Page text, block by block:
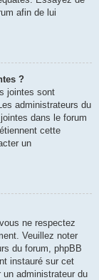
afin de lui
?
jointes sont
administrateurs du
dans le forum
cette
un
ne respectez
Veuillez noter
du forum, phpBB
instauré sur cet
administrateur du